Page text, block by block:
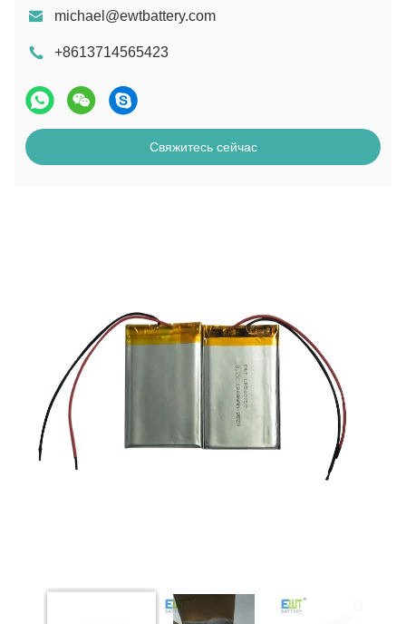
michael@ewtbattery.com
+8613714565423
Свяжитесь сейчас